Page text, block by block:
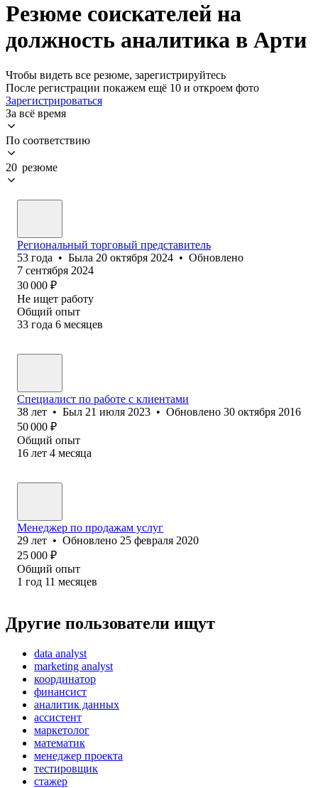
Резюме соискателей на
должность аналитика в Арти
Чтобы видеть все резюме, зарегистрируйтесь
После регистрации покажем ещё 10 и откроем фото
Зарегистрироваться
За всё время
По соответствию
20 резюме
Региональный торговый представитель
53 года • Была 20 октября 2024 • Обновлено
7 сентября 2024
30 000 ₽
Не ищет работу
Общий опыт
33 года 6 месяцев
Специалист по работе с клиентами
38 лет • Был 21 июля 2023 • Обновлено 30 октября 2016
50 000 ₽
Общий опыт
16 лет 4 месяца
Менеджер по продажам услуг
29 лет • Обновлено 25 февраля 2020
25 000 ₽
Общий опыт
1 год 11 месяцев
Другие пользователи ищут
data analyst
marketing analyst
координатор
финансист
аналитик данных
ассистент
маркетолог
математик
менеджер проекта
тестировщик
стажер